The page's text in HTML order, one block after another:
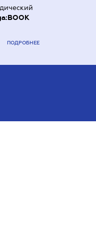
ПОДРОБНЕЕ